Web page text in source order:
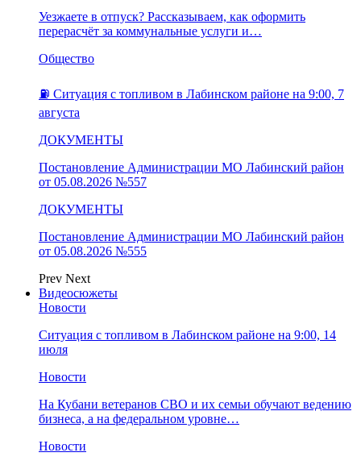
Уезжаете в отпуск? Рассказываем, как оформить
перерасчёт за коммунальные услуги и…
Общество
⛽️ Ситуация с топливом в Лабинском районе на 9:00, 7
августа
ДОКУМЕНТЫ
Постановление Администрации МО Лабинский район
от 05.08.2026 №557
ДОКУМЕНТЫ
Постановление Администрации МО Лабинский район
от 05.08.2026 №555
Prev Next
Видеосюжеты
Новости
Ситуация с топливом в Лабинском районе на 9:00, 14
июля
Новости
На Кубани ветеранов СВО и их семьи обучают ведению
бизнеса, а на федеральном уровне…
Новости